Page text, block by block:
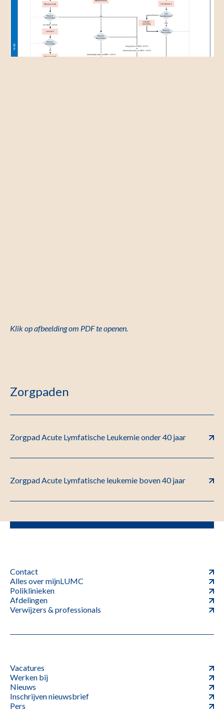
Klik op afbeelding om PDF te openen.
Zorgpaden
Zorgpad Acute Lymfatische Leukemie onder 40 jaar
Zorgpad Acute Lymfatische leukemie boven 40 jaar
Contact
Alles over mijnLUMC
Poliklinieken
Afdelingen
Verwijzers & professionals
Vacatures
Werken bij
Nieuws
Inschrijven nieuwsbrief
Pers